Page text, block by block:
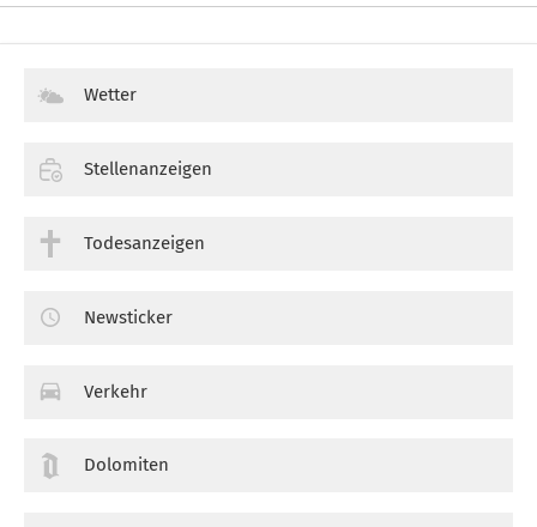
Wetter
Stellenanzeigen
Todesanzeigen
Newsticker
Verkehr
Dolomiten